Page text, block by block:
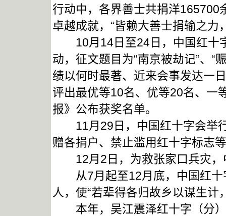
行动中，各界善士共捐洋165700
卓越成就，“皆赖大善士捐输之力
10月14日至24日，中国红十
动，征文题目为“南京被劫记”、“
绩以何时最著、近来会事发达一
评出最优等10名、优等20名、一
报》公布获奖名单。
11月29日，中国红十字会举行
赠各捐户、禁止滥用红十字标志
12月2日，为救张家口兵灾，
从7月起至12月底，中国红十
人，使“若辈得各归故乡以谋生计
本年，吴江震泽红十字（分）